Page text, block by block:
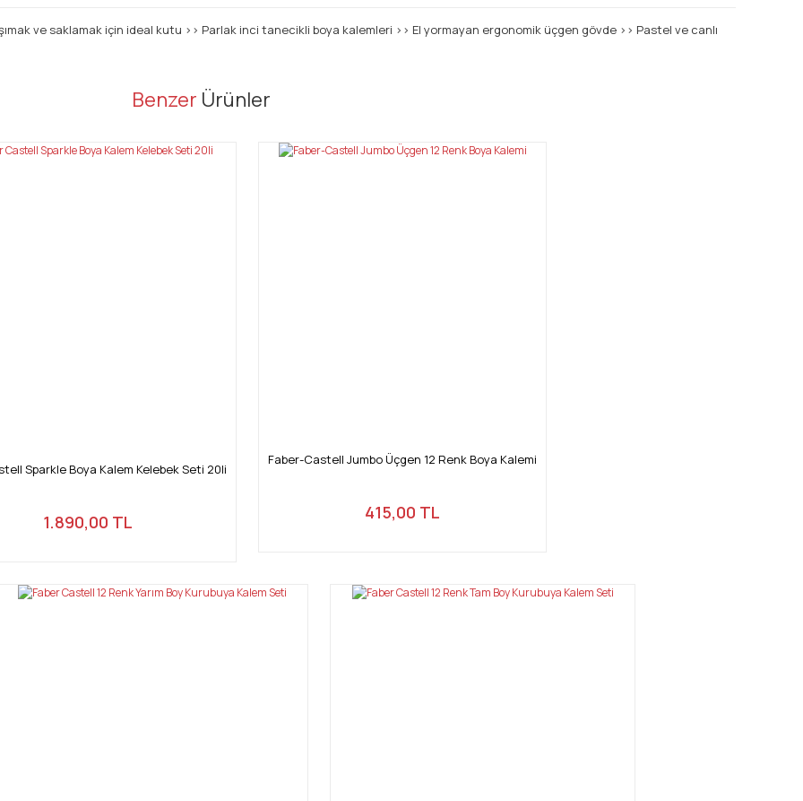
ve saklamak için ideal kutu ›› Parlak inci tanecikli boya kalemleri ›› El yormayan ergonomik üçgen gövde ›› Pastel ve canlı
konularda yetersiz gördüğünüz noktaları öneri formunu kullanarak tarafımıza iletebilirsiniz.
Benzer Ürünler
Sparkle Boya Kalem Kelebek Seti 20li
1.890,00 TL
Faber-Castell Jumbo Üçgen 12 Renk Boya Kalemi
415,00 TL